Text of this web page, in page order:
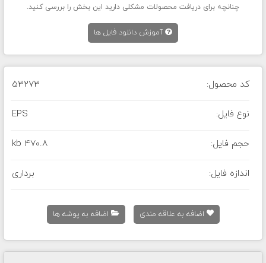
چنانچه برای دریافت محصولات مشکلی دارید این بخش را بررسی کنید.
آموزش دانلود فایل ها
کد محصول: 53273
نوع فایل: EPS
حجم فایل: 470.8 kb
اندازه فایل: برداری
اضافه به علاقه مندی اضافه به پوشه ها